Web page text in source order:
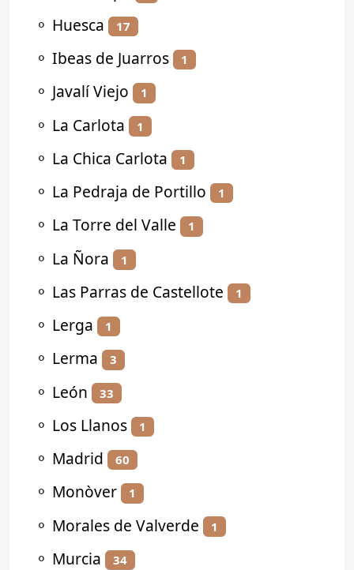
⚬ Huesca 17
⚬ Ibeas de Juarros 1
⚬ Javalí Viejo 1
⚬ La Carlota 1
⚬ La Chica Carlota 1
⚬ La Pedraja de Portillo 1
⚬ La Torre del Valle 1
⚬ La Ñora 1
⚬ Las Parras de Castellote 1
⚬ Lerga 1
⚬ Lerma 3
⚬ León 33
⚬ Los Llanos 1
⚬ Madrid 60
⚬ Monòver 1
⚬ Morales de Valverde 1
⚬ Murcia 34